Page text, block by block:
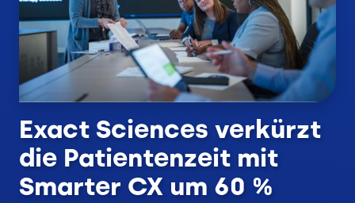
Exact Sciences verkürzt
die Patientenzeit mit
Smarter CX um 60 %